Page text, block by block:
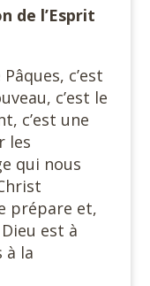
de l’Esprit
c’est
c’est le
c’est une
les
qui nous
prépare et,
est à
à la